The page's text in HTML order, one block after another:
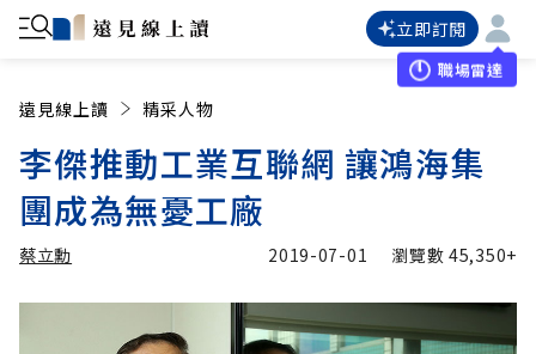
立即訂閱
職場雷達
遠見線上讀 精采人物
李傑推動工業互聯網 讓鴻海集
團成為無憂工廠
蔡立勳
加入追蹤
2019-07-01 瀏覽數45,350+